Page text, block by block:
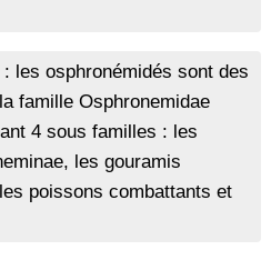
les osphronémidés sont des
famille Osphronemidae
4 sous familles : les
les gouramis
poissons combattants et